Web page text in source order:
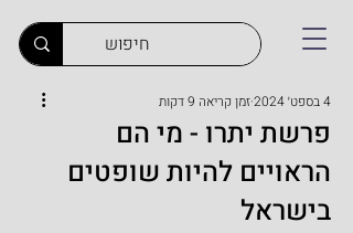
פרשת יתרו - מי הם
הראויים להיות שופטים
בישראל
4 בספט׳ 2024 זמן קריאה 9 דקות